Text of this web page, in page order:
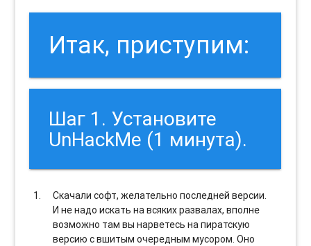
Итак, приступим:
Шаг 1. Установите
UnHackMe (1 минута).
Скачали софт, желательно последней версии.
И не надо искать на всяких развалах, вполне
возможно там вы нарветесь на пиратскую
версию с вшитым очередным мусором. Оно